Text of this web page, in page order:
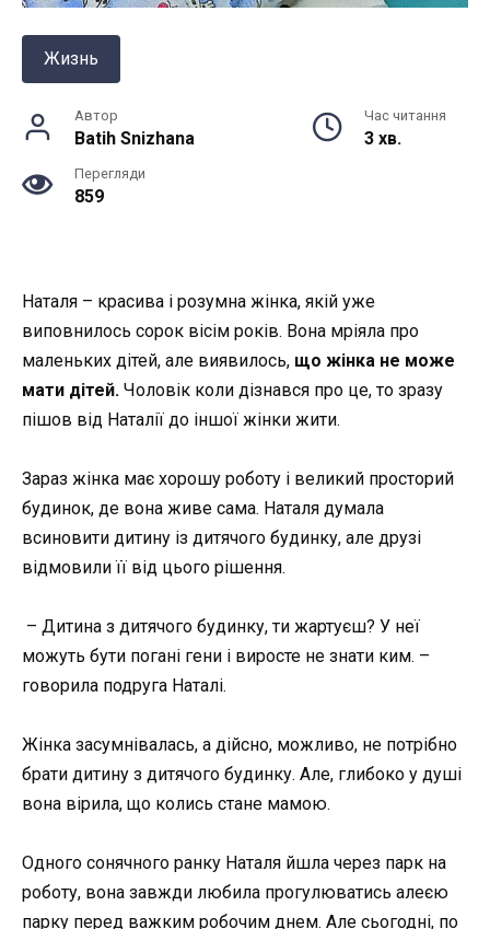
Жизнь
Автор
Batih Snizhana
Час читання
3 хв.
Перегляди
859
Наталя – красива і розумна жінка, якій уже
виповнилось сорок вісім років. Вона мріяла про
маленьких дітей, але виявилось, що жінка не може
мати дітей. Чоловік коли дізнався про це, то зразу
пішов від Наталії до іншої жінки жити.
Зараз жінка має хорошу роботу і великий просторий
будинок, де вона живе сама. Наталя думала
всиновити дитину із дитячого будинку, але друзі
відмовили її від цього рішення.
– Дитина з дитячого будинку, ти жартуєш? У неї
можуть бути погані гени і виросте не знати ким. –
говорила подруга Наталі.
Жінка засумнівалась, а дійсно, можливо, не потрібно
брати дитину з дитячого будинку. Але, глибоко у душі
вона вірила, що колись стане мамою.
Одного сонячного ранку Наталя йшла через парк на
роботу, вона завжди любила прогулюватись алеєю
парку перед важким робочим днем. Але сьогодні, по